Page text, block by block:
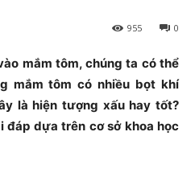
0
955
mắm tôm, chúng ta có thể
mắm tôm có nhiều bọt khí
là hiện tượng xấu hay tốt?
đáp dựa trên cơ sở khoa học